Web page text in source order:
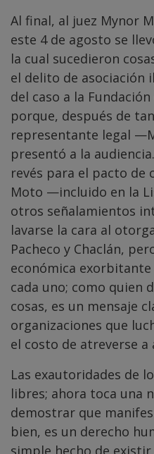
Al final, al juez Mynor
este 4 de agosto se
la cual sucedieron
el delito de asociación
del caso a la
porque, después de
representante legal
presentó a la
revés para el pacto de
Moto —incluido en la
otros señalamientos
lavarse la cara al
Pacheco y Chaclán,
económica
cada uno; como quien
cosas, es un mensaje
organizaciones que
el costo de atreverse a
Las exautoridades de
libres; ahora toca una
demostrar que
bien, es un derecho
simple hecho de existir.